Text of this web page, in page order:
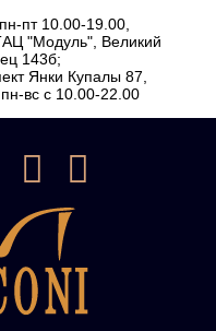
пт 10.00-19.00,
"Модуль", Великий
143б;
Янки Купалы 87,
вс с 10.00-22.00